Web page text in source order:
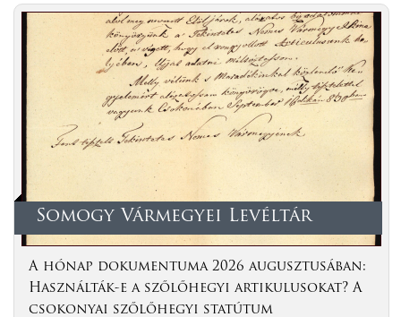
Somogy Vármegyei Levéltár
A hónap dokumentuma 2026 augusztusában:
Használták-e a szőlőhegyi artikulusokat? A
csokonyai szőlőhegyi statútum